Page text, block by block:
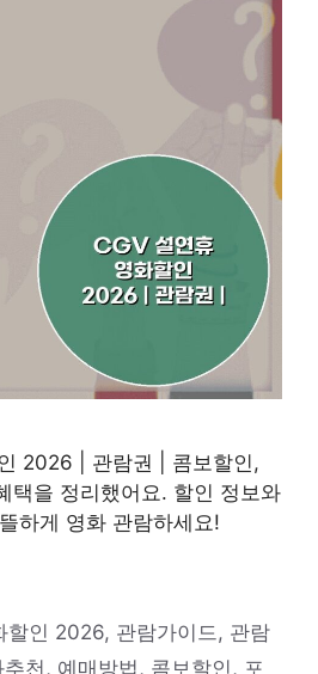
2026 | 관람권 | 콤보할인,
택을 정리했어요. 할인 정보와
하게 영화 관람하세요!
할인 2026, 관람가이드 , 관람
천 , 예매방법 , 콤보할인 , 포